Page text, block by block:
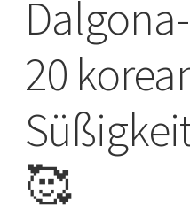
20
🥰